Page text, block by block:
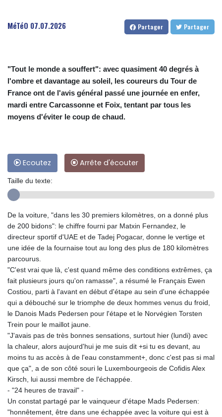
MéTéO 07.07.2026 Partager Partager
"Tout le monde a souffert": avec quasiment 40 degrés à
l'ombre et davantage au soleil, les coureurs du Tour de
France ont de l'avis général passé une journée en enfer,
mardi entre Carcassonne et Foix, tentant par tous les
moyens d'éviter le coup de chaud.
Ecoutez Arrête d'écouter
Taille du texte:
De la voiture, "dans les 30 premiers kilomètres, on a donné plus
de 200 bidons": le chiffre fourni par Matxin Fernandez, le
directeur sportif d'UAE et de Tadej Pogacar, donne le vertige et
une idée de la fournaise tout au long des plus de 180 kilomètres
parcourus.
"C'est vrai que là, c'est quand même des conditions extrêmes, ça
fait plusieurs jours qu'on ramasse", a résumé le Français Ewen
Costiou, parti à l'avant en début d'étape au sein d'une échappée
qui a débouché sur le triomphe de deux hommes venus du froid,
le Danois Mads Pedersen pour l'étape et le Norvégien Torsten
Trein pour le maillot jaune.
"J'avais pas de très bonnes sensations, surtout hier (lundi) avec
la chaleur, alors aujourd'hui je me suis dit +si tu es devant, au
moins tu as accès à de l'eau constamment+, donc c'est pas si mal
que ça", a de son côté souri le Luxembourgeois de Cofidis Alex
Kirsch, lui aussi membre de l'échappée.
- "24 heures de travail" -
Un constat partagé par le vainqueur d'étape Mads Pedersen:
"honnêtement, être dans une échappée avec la voiture qui est à